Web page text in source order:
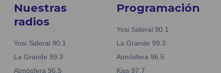
Nuestras
radios
Yosi Sideral 90.1
La Grande 99.3
Atmósfera 96.5
Programación
Yosi Sideral 90.1
La Grande 99.3
Atmósfera 96.5
Kiss 97.7